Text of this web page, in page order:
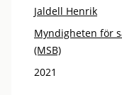
Jaldell Henrik
Myndigheten för
(MSB)
2021